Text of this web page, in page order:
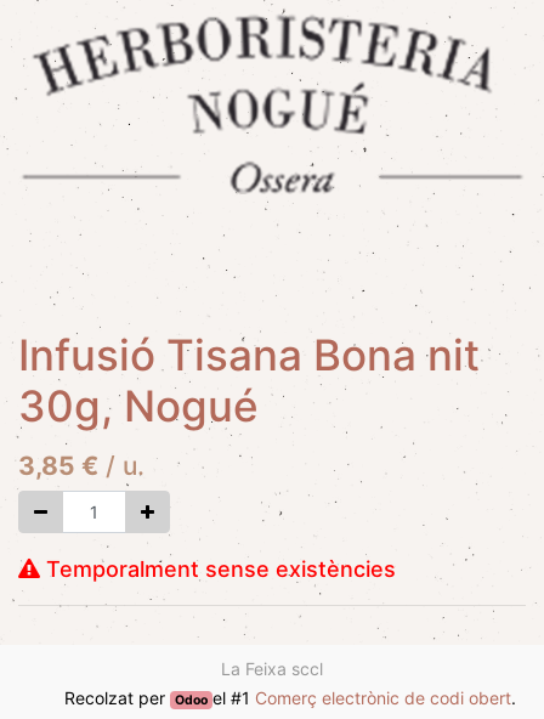
Infusió Tisana Bona nit
30g, Nogué
3,85 € / u.
Temporalment sense existències
La Feixa sccl
Recolzat per
Odoo el #1 Comerç electrònic de codi obert.